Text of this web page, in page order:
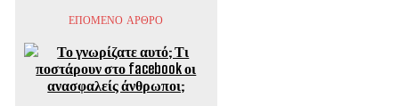
ΕΠΟΜΕΝΟ ΑΡΘΡΟ